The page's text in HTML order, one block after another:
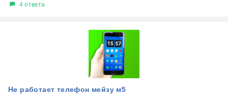
4 ответа
Не работает телефон мейзу м5